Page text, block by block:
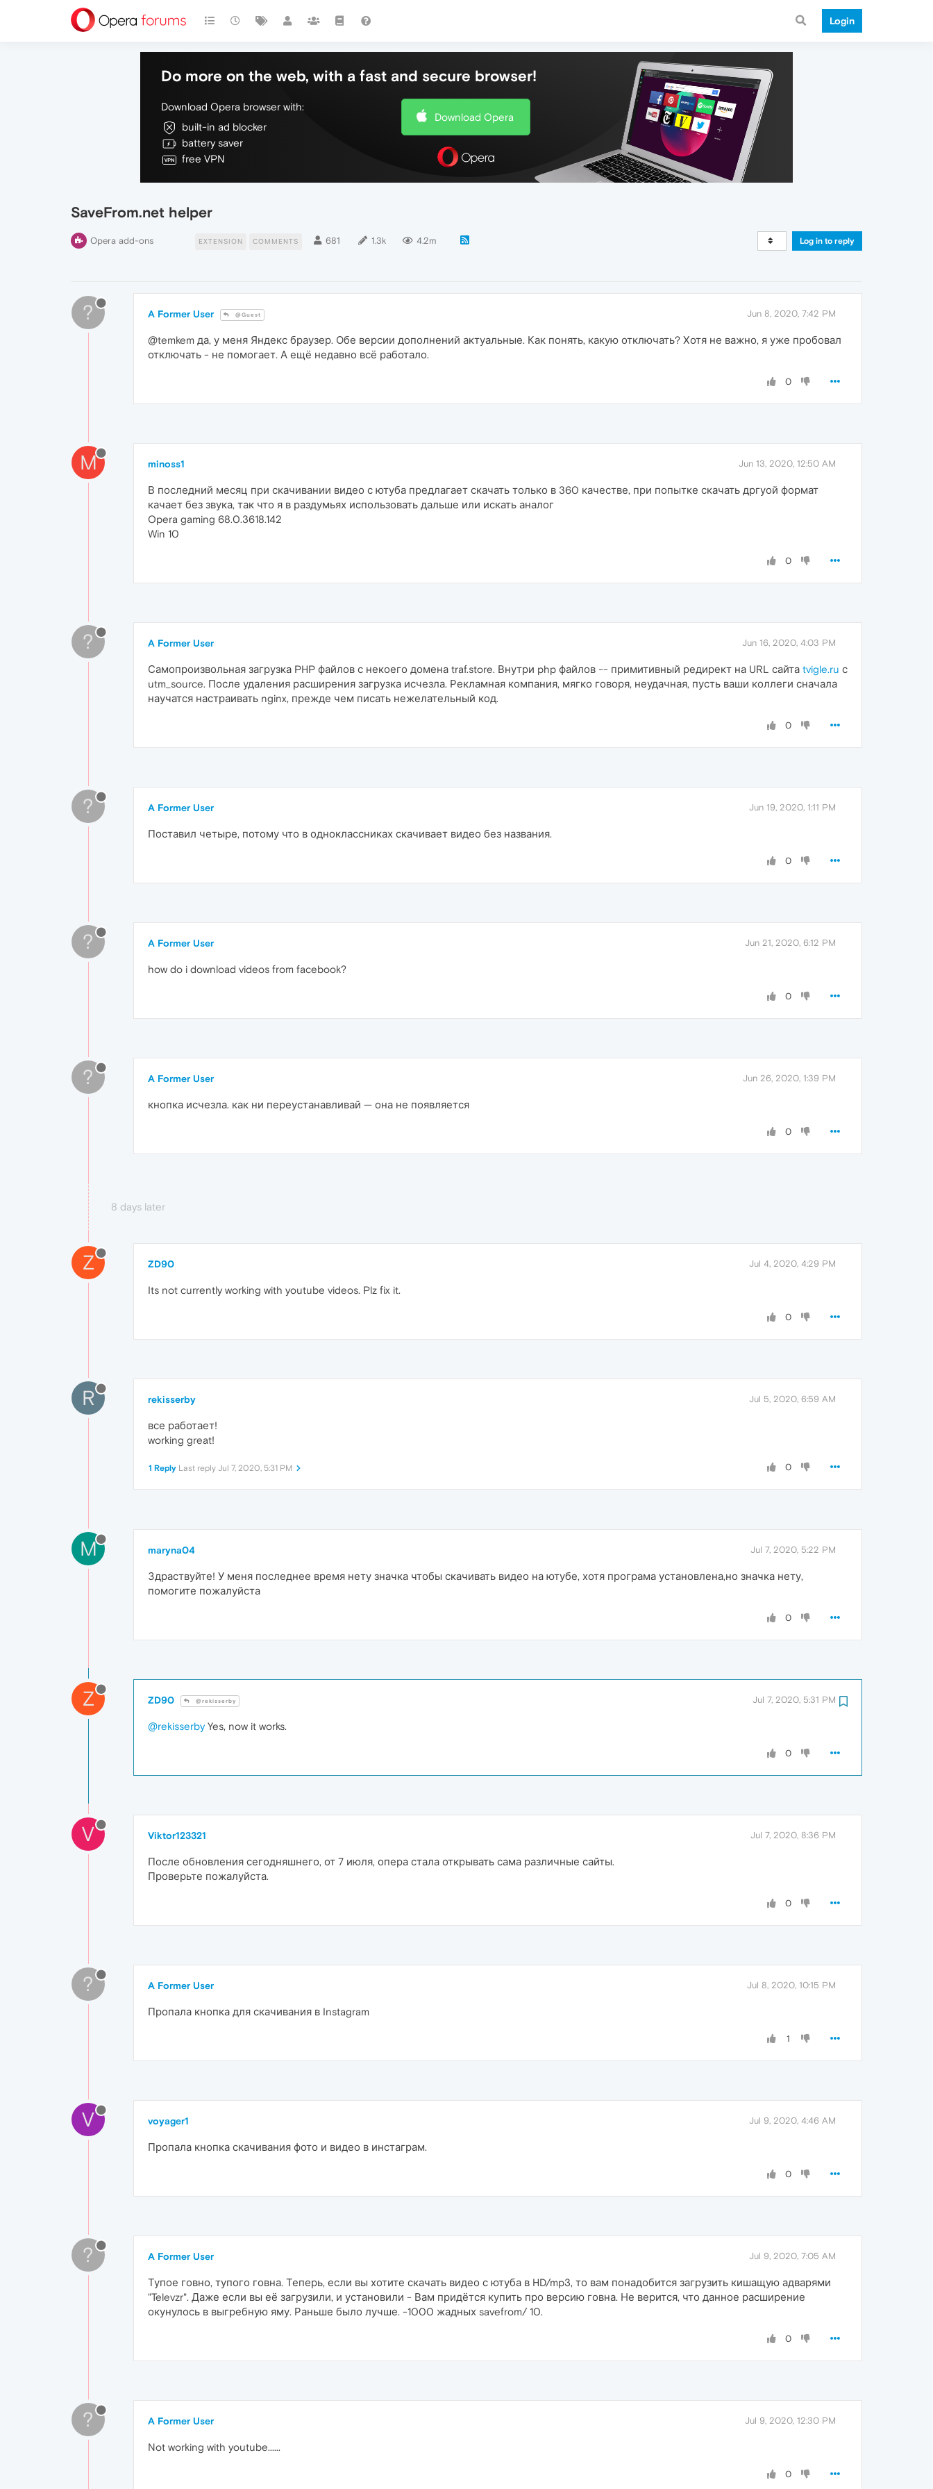
Login
Do more on the web, with a fast and secure browser!
Download Opera browser with:
built-in ad blocker
battery saver
free VPN
Download Opera
SaveFrom.net helper
Opera add-ons EXTENSION COMMENTS 681 1.3k 4.2m Log in to reply
? A Former User @Guest Jun 8, 2020, 7:42 PM
@temkem да, у меня Яндекс браузер. Обе версии дополнений актуальные. Как понять, какую отключать? Хотя не важно, я уже пробовал
отключать - не помогает. А ещё недавно всё работало.
0
M minoss1 Jun 13, 2020, 12:50 AM
В последний месяц при скачивании видео с ютуба предлагает скачать только в 360 качестве, при попытке скачать дргуой формат
качает без звука, так что я в раздумьях использовать дальше или искать аналог
Opera gaming 68.0.3618.142
Win 10
0
? A Former User Jun 16, 2020, 4:03 PM
Самопроизвольная загрузка PHP файлов с некоего домена traf.store. Внутри php файлов -- примитивный редирект на URL сайта tvigle.ru с
utm_source. После удаления расширения загрузка исчезла. Рекламная компания, мягко говоря, неудачная, пусть ваши коллеги сначала
научатся настраивать nginx, прежде чем писать нежелательный код.
0
? A Former User Jun 19, 2020, 1:11 PM
Поставил четыре, потому что в одноклассниках скачивает видео без названия.
0
? A Former User Jun 21, 2020, 6:12 PM
how do i download videos from facebook?
0
? A Former User Jun 26, 2020, 1:39 PM
кнопка исчезла. как ни переустанавливай — она не появляется
0
8 days later
Z ZD90 Jul 4, 2020, 4:29 PM
Its not currently working with youtube videos. Plz fix it.
0
R rekisserby Jul 5, 2020, 6:59 AM
все работает!
working great!
0
1 Reply Last reply Jul 7, 2020, 5:31 PM
M maryna04 Jul 7, 2020, 5:22 PM
Здраствуйте! У меня последнее время нету значка чтобы скачивать видео на ютубе, хотя програма установлена,но значка нету,
помогите пожалуйста
0
Z ZD90 @rekisserby Jul 7, 2020, 5:31 PM
@rekisserbyYes, now it works.
0
V Viktor123321 Jul 7, 2020, 8:36 PM
После обновления сегодняшнего, от 7 июля, опера стала открывать сама различные сайты.
Проверьте пожалуйста.
0
? A Former User Jul 8, 2020, 10:15 PM
Пропала кнопка для скачивания в Instagram
1
V voyager1 Jul 9, 2020, 4:46 AM
Пропала кнопка скачивания фото и видео в инстаграм.
0
? A Former User Jul 9, 2020, 7:05 AM
Тупое говно, тупого говна. Теперь, если вы хотите скачать видео с ютуба в HD/mp3, то вам понадобится загрузить кишащую адварями
"Televzr". Даже если вы её загрузили, и установили - Вам придётся купить про версию говна. Не верится, что данное расширение
окунулось в выгребную яму. Раньше было лучше. -1000 жадных savefrom/ 10.
0
? A Former User Jul 9, 2020, 12:30 PM
Not working with youtube......
0